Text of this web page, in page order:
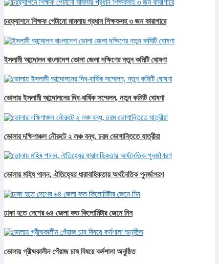
চরফ্যাশনে শিক্ষক পেটানো মামলায় প্রধান শিক্ষকসহ ৩ জন কারাগারে
ইসলামী আন্দোলন বাংলাদেশ ভোলা জেলা দক্ষিণের নতুন কমিটি ঘোষণা
ভোলায় ইসলামী আন্দোলনের দ্বি-বার্ষিক সম্মেলন, নতুন কমিটি ঘোষণা
ভোলার দক্ষিণাঞ্চল নৌরুটে ২ লঞ্চ বন্ধ, চরম ভোগান্তিতে যাত্রীরা
ভোলায় মহিষ পালন, ঐতিহ্যের ধারাবাহিকতায় অর্থনৈতিক পুনর্জাগরণ
ঢাকা হতে দেশের ৬৪ জেলা কত কিলোমিটার জেনে নিন
ভোলায় গ্রীষ্মকালীন পেঁয়াজ চাষ বিষয়ে কর্মশালা অনুষ্ঠিত